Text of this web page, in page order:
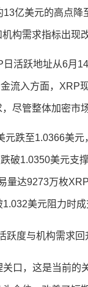
亿美元的高点降
构需求指标出现
活跃地址从6月
流入方面，XRP
尽管整体加密市
跌至1.0366美
破1.0350美元支
量达9273万枚
美元阻力时
口，这是当前的